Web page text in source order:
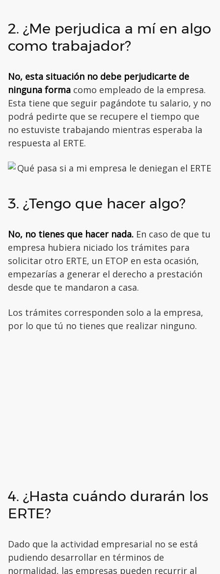
2. ¿Me perjudica a mí en algo
como trabajador?
No, esta situación no debe perjudicarte de
ninguna forma como empleado de la empresa.
Esta tiene que seguir pagándote tu salario, y no
podrá pedirte que se recupere el tiempo que
no estuviste trabajando mientras esperaba la
respuesta al ERTE.
3. ¿Tengo que hacer algo?
No, no tienes que hacer nada. En caso de que tu
empresa hubiera niciado los trámites para
solicitar otro ERTE, un ETOP en esta ocasión,
empezarías a generar el derecho a prestación
desde que te mandaron a casa.
Los trámites corresponden solo a la empresa,
por lo que tú no tienes que realizar ninguno.
4. ¿Hasta cuándo durarán los
ERTE?
Dado que la actividad empresarial no se está
pudiendo desarrollar en términos de
normalidad, las empresas pueden recurrir al